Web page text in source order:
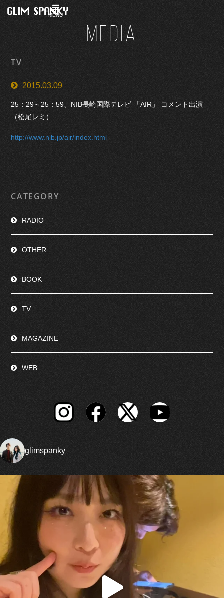
MENU
MEDIA
TV
2015.03.09
25：29～25：59、NIB長崎国際テレビ 「AIR」 コメント出演
（松尾レミ）
http://www.nib.jp/air/index.html
CATEGORY
RADIO
OTHER
BOOK
TV
MAGAZINE
WEB
glimspanky